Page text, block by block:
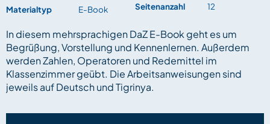
Materialtyp
E-Book Seitenanzahl 12
In diesem mehrsprachigen DaZ E-Book geht es um
Begrüßung, Vorstellung und Kennenlernen. Außerdem
werden Zahlen, Operatoren und Redemittel im
Klassenzimmer geübt. Die Arbeitsanweisungen sind
jeweils auf Deutsch und Tigrinya.